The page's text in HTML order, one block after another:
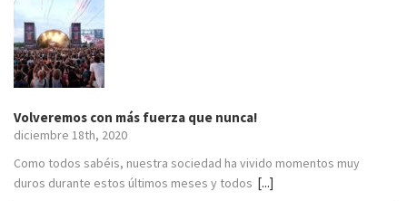
Volveremos con más fuerza que nunca!
diciembre 18th, 2020
Como todos sabéis, nuestra sociedad ha vivido momentos muy
duros durante estos últimos meses y todos [...]